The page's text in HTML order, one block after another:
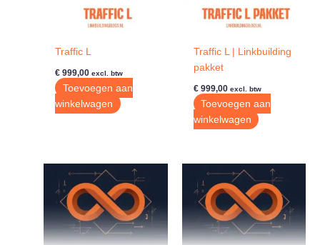
Traffic L
€ 999,00 excl. btw
Toevoegen aan
winkelwagen
Traffic L | Linkbuilding
pakket
€999,00 excl. btw
Toevoegen aan
winkelwagen